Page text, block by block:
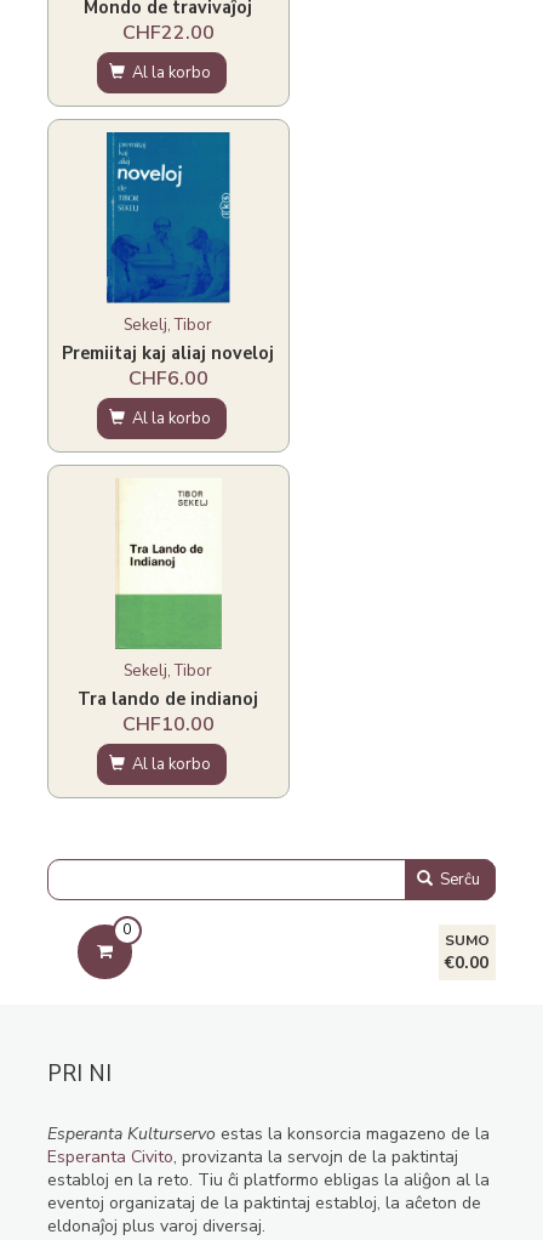
Mondo de travivaĵoj
CHF22.00
Al la korbo
Sekelj, Tibor
Premiitaj kaj aliaj noveloj
CHF6.00
Al la korbo
Sekelj, Tibor
Tra lando de indianoj
CHF10.00
Al la korbo
Serĉu
0
SUMO
€0.00
PRI NI
Esperanta Kulturservo estas la konsorcia magazeno de la
Esperanta Civito, provizanta la servojn de la paktintaj
establoj en la reto. Tiu ĉi platformo ebligas la aliĝon al la
eventoj organizataj de la paktintaj establoj, la aĉeton de
eldonaĵoj plus varoj diversaj.